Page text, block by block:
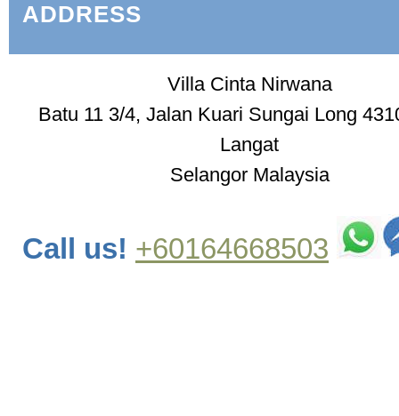
ADDRESS
Villa Cinta Nirwana
Batu 11 3/4, Jalan Kuari Sungai Long
Langat
Selangor Malaysia
Call us! +60164668503